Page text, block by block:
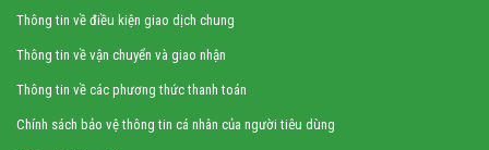
Thông tin về điều kiện giao dịch chung
Thông tin về vận chuyển và giao nhận
Thông tin về các phương thức thanh toán
Chính sách bảo vệ thông tin cá nhân của người tiêu dùng